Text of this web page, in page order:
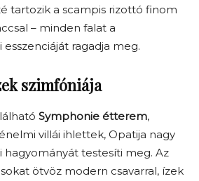
tartozik a scampis rizottó finom
– minden falat a
ragadja meg.
szimfóniája
Symphonie étterem,
villái ihlettek, Opatija nagy
testesíti meg. Az
ötvöz modern csavarral, ízek